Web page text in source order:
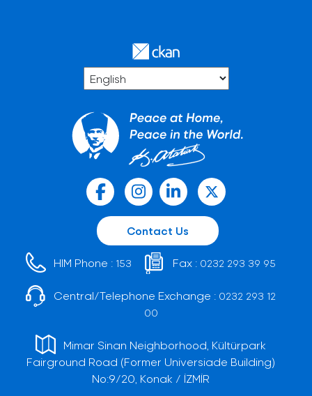
Contact Us
HIM Phone : 153 Fax : 0232 293 39 95
Central/Telephone Exchange : 0232 293 12
00
Mimar Sinan Neighborhood, Kültürpark
Fairground Road (Former Universiade Building)
No:9/20, Konak / İZMİR